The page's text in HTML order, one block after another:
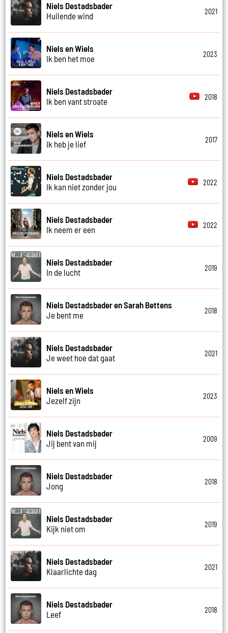
Niels Destadsbader
Huilende wind
2021
Niels en Wiels
Ik ben het moe
2023
Niels Destadsbader
Ik ben vant stroate
2018
Niels en Wiels
Ik heb je lief
2017
Niels Destadsbader
Ik kan niet zonder jou
2022
Niels Destadsbader
Ik neem er een
2022
Niels Destadsbader
In de lucht
2019
Niels Destadsbader en Sarah Bettens
Je bent me
2018
Niels Destadsbader
Je weet hoe dat gaat
2021
Niels en Wiels
Jezelf zijn
2023
Niels Destadsbader
Jij bent van mij
2009
Niels Destadsbader
Jong
2018
Niels Destadsbader
Kijk niet om
2019
Niels Destadsbader
Klaarlichte dag
2021
Niels Destadsbader
Leef
2018